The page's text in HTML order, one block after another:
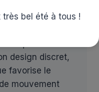
et
design discret,
favorise le
mouvement
bel été à tous !